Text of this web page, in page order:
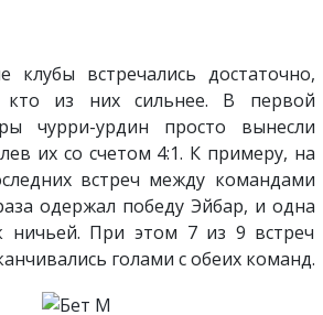
клубы встречались достаточно,
кто из них сильнее. В первой
чурри-урдин просто вынесли
их со счетом 4:1. К примеру, на
встреч между командами
одержал победу Эйбар, и одна
ничьей. При этом 7 из 9 встреч
голами с обеих команд.